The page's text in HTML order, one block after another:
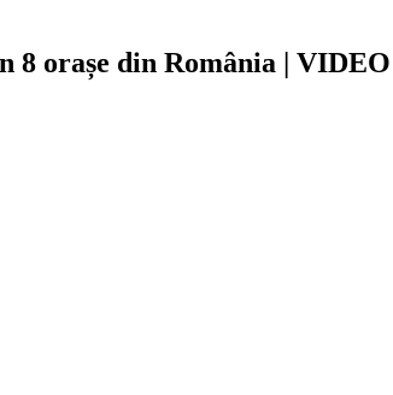
8 orașe din România | VIDEO